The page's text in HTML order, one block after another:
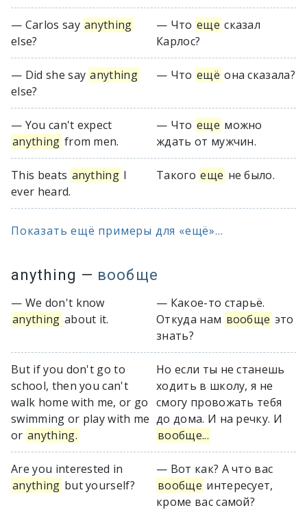
— Carlos say anything
else?
— Что еще сказал
Карлос?
— Did she say anything
else?
— Что ещё она сказала?
— You can't expect
anything from men.
— Что еще можно
ждать от мужчин.
This beats anything I
ever heard.
Такого еще не было.
Показать ещё примеры для «ещё»...
anything — вообще
— We don't know
anything about it.
— Какое-то старьё.
Откуда нам вообще это
знать?
But if you don't go to
school, then you can't
walk home with me, or go
swimming or play with me
or anything.
Но если ты не станешь
ходить в школу, я не
смогу провожать тебя
до дома. И на речку. И
вообще...
Are you interested in
anything but yourself?
— Вот как? А что вас
вообще интересует,
кроме вас самой?